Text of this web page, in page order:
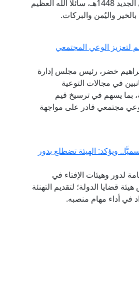
المصري العظيم، وإلى الأُمَّتين العربية والإسلامية؛ بمناسبة حلول العام الهجري الجديد 1448هـ، سائلًا الله العظيم
واليُمن والبركات.
لتعزيز الوعي المجتمعي
خضر، رئيس مجلس إدارة
في مجالات التوعية
بما يسهم في ترسيخ قيم
وعي مجتمعي قادر على مواجهة
ويؤكد: الهيئة تضطلع بدور
لدور وهيئات الإفتاء في
قضايا الدولة؛ لتقديم التهنئة
في أداء مهام منصبه.